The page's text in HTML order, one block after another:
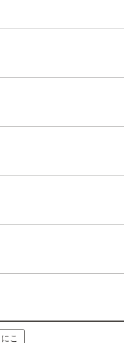
にこ